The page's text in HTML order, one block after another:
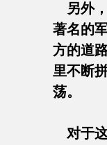
另外，
著名的
方的道
里不断
荡
对于